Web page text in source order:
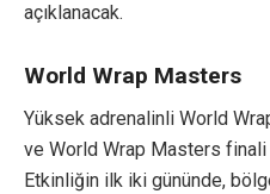
açıklanacak.
World Wrap Masters
Yüksek adrenalinli World
ve World Wrap Masters finali
Etkinliğin ilk iki gününde,